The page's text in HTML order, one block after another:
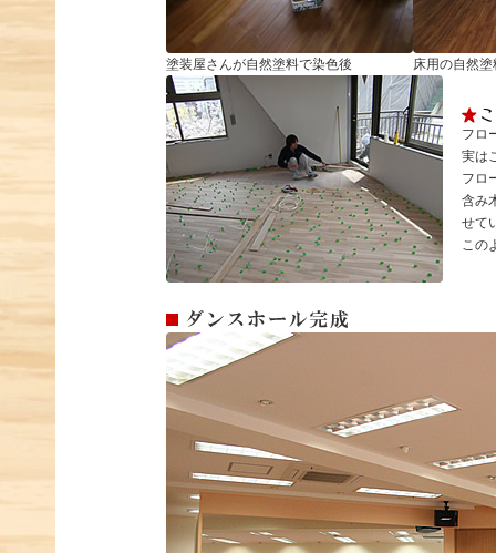
塗装屋さんが自然塗料で染色後 床用の自然
フロ
実は
フロ
含み
せて
この